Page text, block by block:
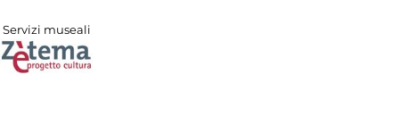
Servizi museali